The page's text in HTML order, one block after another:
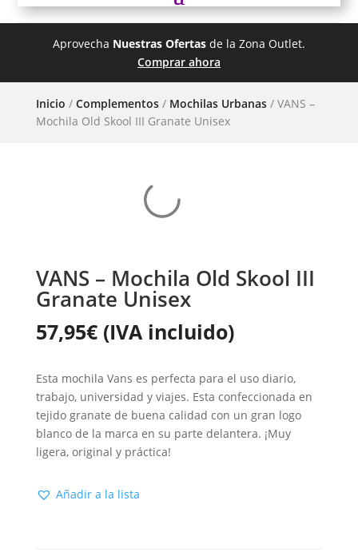
Aprovecha Nuestras Ofertasde la Zona Outlet.
Comprar ahora
Inicio / Complementos/ Mochilas Urbanas/ VANS –
Mochila Old Skool III Granate Unisex
VANS – Mochila Old Skool III
Granate Unisex
57,95€ (IVA incluido)
Esta mochila Vans es perfecta para el uso diario,
trabajo, universidad y viajes. Esta confeccionada en
tejido granate de buena calidad con un gran logo
blanco de la marca en su parte delantera. ¡Muy
ligera, original y práctica!
Añadir a la lista